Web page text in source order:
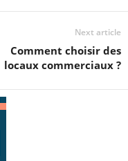
Next article
Comment choisir des
locaux commerciaux ?